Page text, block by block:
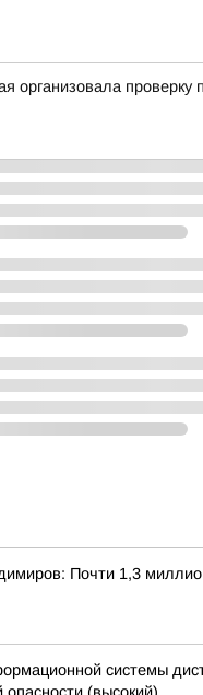
организовала
Почти 1,3
системы